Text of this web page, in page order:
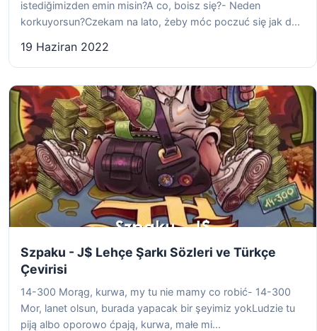
istediğimizden emin misin?A co, boisz się?- Neden
korkuyorsun?Czekam na lato, żeby móc poczuć się jak d...
19 Haziran 2022
Szpaku - J$ Lehçe Şarkı Sözleri ve Türkçe
Çevirisi
14-300 Morąg, kurwa, my tu nie mamy co robić- 14-300
Mor, lanet olsun, burada yapacak bir şeyimiz yokLudzie tu
piją albo oporowo ćpają, kurwa, małe mi...